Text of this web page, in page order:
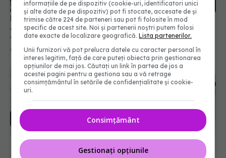
Majoritatea fumătorilor din UK cred în mod
eronat că vapatul este la fel de dăunător ca
fumatul, arată experții
08 iul 2026, 09:49
informațiile de pe dispozitiv (cookie-uri, identificatori unici
și alte date de pe dispozitiv) pot fi stocate, accesate de și
trimise către 224 de parteneri sau pot fi folosite în mod
specific de acest site. Noi și partenerii noștri putem folosi
date exacte de localizare geografică.Lista partenerilor.
Unii furnizori vă pot prelucra datele cu caracter personal în
interes legitim, față de care puteți obiecta prin gestionarea
opțiunilor de mai jos. Căutați un link în partea de jos a
acestei pagini pentru a gestiona sau a vă retrage
consimțământul în setările de confidențialitate și cookie-
uri.
Consimțământ
Gestionați opțiunile